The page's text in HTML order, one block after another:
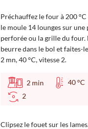
Préchauffez le four à 200 °C
le moule 14 lounges sur une
perforée ou la grille du four.
beurre dans le bol et faites-
2 mn, 40 °C, vitesse 2.
2 min
40
2
Clipsez le fouet sur les